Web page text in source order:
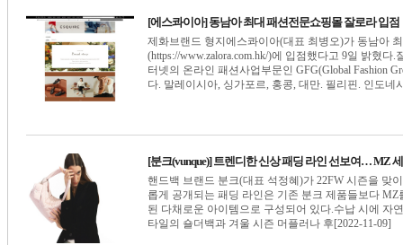
[에스콰이아] 동남아 최대 패션전문쇼핑몰 잘로라 입점
제화브랜드 형지에스콰이아(대표 최병오)가 동남아
(https://www.zalora.com.hk/)에 입점했다고 9일 밝혔
터넷의 온라인 패션사업부문인 GFG(Global Fashion
다. 말레이시아, 싱가포르, 홍콩, 대만. 필리핀. 인도네
[분크(vunque)] 트렌디한 신상 패딩 라인 선보여… MZ
핸드백 브랜드 분크(대표 석정혜)가 22FW 시즌을 맞
롭게 공개되는 패딩 라인은 기존 분크 제품들보다
된 다채로운 아이템으로 구성되어 있다.수납 시에 자
타일의 숄더백과 겨울 시즌 머플러나 후[2022-11-09]